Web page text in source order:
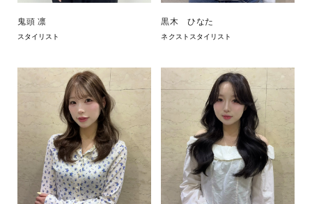
鬼頭 凛
スタイリスト
黒木 ひなた
ネクストスタイリスト